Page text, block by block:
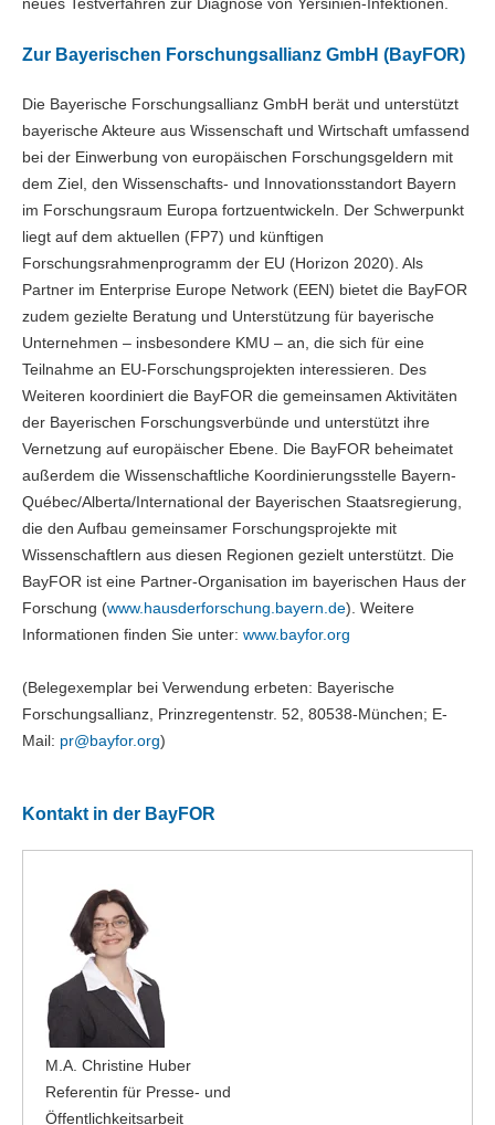
Zur Bayerischen Forschungsallianz GmbH (BayFOR)
Die Bayerische Forschungsallianz GmbH berät und unterstützt
bayerische Akteure aus Wissenschaft und Wirtschaft umfassend
bei der Einwerbung von europäischen Forschungsgeldern mit
dem Ziel, den Wissenschafts- und Innovationsstandort Bayern
im Forschungsraum Europa fortzuentwickeln. Der Schwerpunkt
liegt auf dem aktuellen (FP7) und künftigen
Forschungsrahmenprogramm der EU (Horizon 2020). Als
Partner im Enterprise Europe Network (EEN) bietet die BayFOR
zudem gezielte Beratung und Unterstützung für bayerische
Unternehmen – insbesondere KMU – an, die sich für eine
Teilnahme an EU-Forschungsprojekten interessieren. Des
Weiteren koordiniert die BayFOR die gemeinsamen Aktivitäten
der Bayerischen Forschungsverbünde und unterstützt ihre
Vernetzung auf europäischer Ebene. Die BayFOR beheimatet
außerdem die Wissenschaftliche Koordinierungsstelle Bayern-
Québec/Alberta/International der Bayerischen Staatsregierung,
die den Aufbau gemeinsamer Forschungsprojekte mit
Wissenschaftlern aus diesen Regionen gezielt unterstützt. Die
BayFOR ist eine Partner-Organisation im bayerischen Haus der
Forschung (www.hausderforschung.bayern.de). Weitere
Informationen finden Sie unter: www.bayfor.org
(Belegexemplar bei Verwendung erbeten: Bayerische
Forschungsallianz, Prinzregentenstr. 52, 80538-München; E-
Mail: pr@bayfor.org)
Kontakt in der BayFOR
M.A. Christine Huber
Referentin für Presse- und
Öffentlichkeitsarbeit